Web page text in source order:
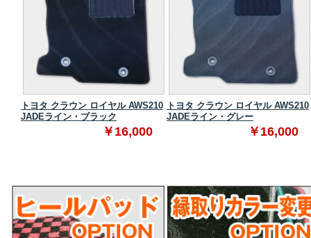
トヨタ クラウン ロイヤル AWS210
JADEライン・ブラック
￥16,000
トヨタ クラウン ロイヤル AWS210
JADEライン・グレー
￥16,000